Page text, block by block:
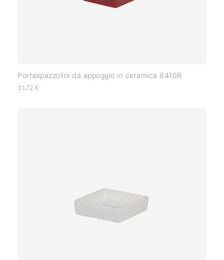
Portaspazzolini da appoggio in ceramica 6410R
31,72 €